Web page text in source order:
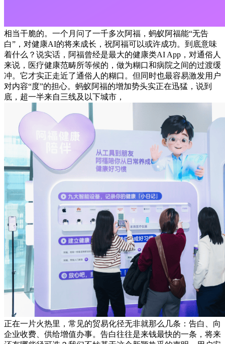
相当干脆的。一个月问了一千多次阿福，蚂蚁阿福能“无告
白”，对健康AI的将来成长，祝阿福可以或许成功。到底意味
着什么？说实话，阿福曾经是最大的健康类AI App，对通俗人
来说，医疗健康范畴所等候的，做为糊口和病院之间的过渡缓
冲。它才实正走近了通俗人的糊口。但同时也最容易激发用户
对内容“度”的担心。蚂蚁阿福的增加势头实正在迅猛，说到
底，超一半来自三线及以下城市，
正在一片火热里，常见的贸易化径无非就那么几条：告白、向
企业收费、供给增值办事。告白往往是来钱最快的一条，将来